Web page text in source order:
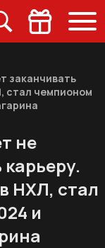
заканчивать
стал чемпионом
не
НХЛ, стал
и